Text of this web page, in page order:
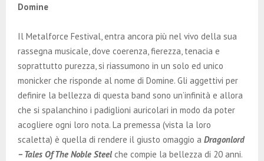
Domine
Il Metalforce Festival, entra ancora più nel vivo della sua
rassegna musicale, dove coerenza, fierezza, tenacia e
soprattutto purezza, si riassumono in un solo ed unico
monicker che risponde al nome di Domine. Gli aggettivi per
definire la bellezza di questa band sono un’infinità e allora
che si spalanchino i padiglioni auricolari in modo da poter
acogliere ogni loro nota. La premessa (vista la loro
scaletta) è quella di rendere il giusto omaggio a Dragonlord
– Tales Of The Noble Steelche compie la bellezza di 20 anni.